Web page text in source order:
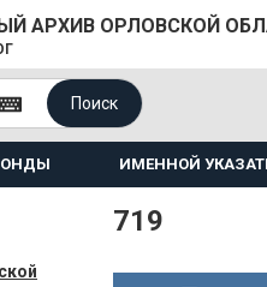
АРХИВ ОРЛОВСКОЙ
Поиск
ИМЕННОЙ
719